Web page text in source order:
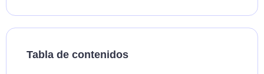
Tabla de contenidos